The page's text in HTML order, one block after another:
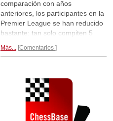
comparación con años
anteriores, los participantes en la
Premier League se han reducido
bastante: tan solo compiten 5
estrellas en ellos, incluido el
clubes, suizo), una prueba para
veteranos y dos para juveniles,
además de la Liga Femenina (9
Siberia arrancó con
Más... Comentarios